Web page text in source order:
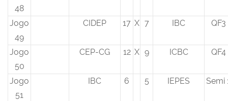
48
Jogo
49
CIDEP 17 X 7 IBC QF3
Jogo
50
CEP-CG 12 X 9 ICBC QF4
Jogo
51
IBC 6 5 IEPES Semi